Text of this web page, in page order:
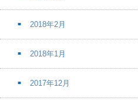
2018年2月
2018年1月
2017年12月